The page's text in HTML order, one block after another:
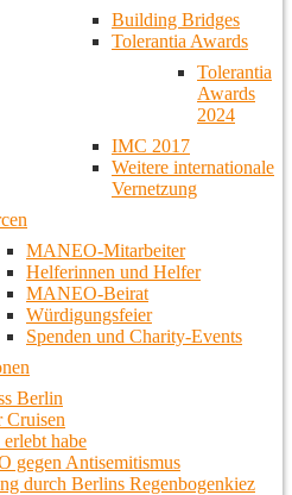
Building Bridges
Tolerantia Awards
Tolerantia
Awards
2024
IMC 2017
Weitere internationale
Vernetzung
MANEO-Mitarbeiter
Helferinnen und Helfer
MANEO-Beirat
Würdigungsfeier
Spenden und Charity-Events
Berlin
Cruisen
habe
gegen Antisemitismus
durch Berlins Regenbogenkiez